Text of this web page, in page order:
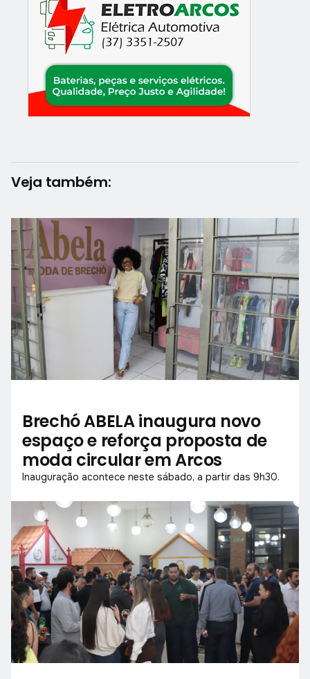
Veja também:
Brechó ABELA inaugura novo
espaço e reforça proposta de
moda circular em Arcos
Inauguração acontece neste sábado, a partir das 9h30.